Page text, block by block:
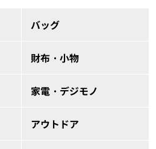
バッグ
財布・小物
家電・デジモノ
アウトドア